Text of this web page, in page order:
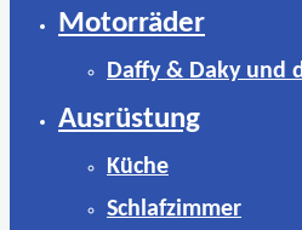
Motorräder
Daffy & Daky und
Ausrüstung
Küche
Schlafzimmer